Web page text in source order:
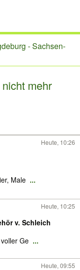
- Sachsen-
mehr
Heute, 10:26
Male ...
Heute, 10:25
v. Schleich
Ge ...
Heute, 09:55